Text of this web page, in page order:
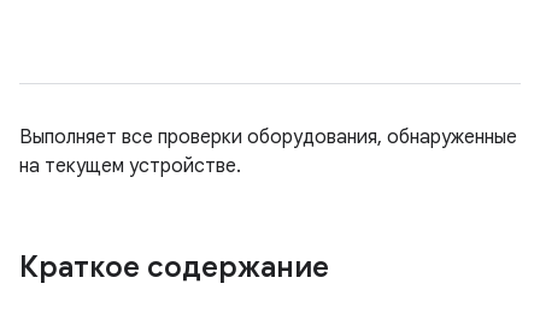
Выполняет все проверки оборудования, обнаруженные
на текущем устройстве.
Краткое содержание